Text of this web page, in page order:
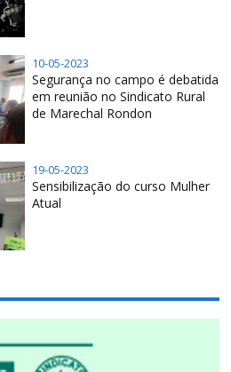
10-05-2023
Segurança no campo é debatida
em reunião no Sindicato Rural
de Marechal Rondon
19-05-2023
Sensibilização do curso Mulher
Atual